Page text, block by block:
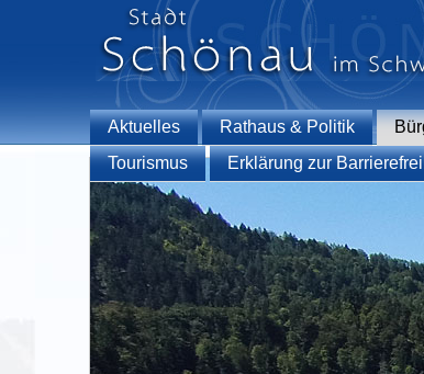
Aktuelles Rathaus & Politik
Tourismus
Erklärung zur